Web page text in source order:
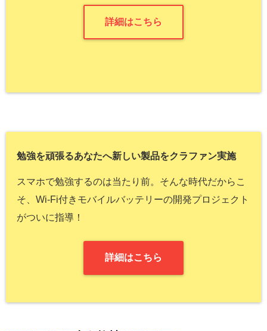
詳細はこちら
勉強を頑張るあなたへ新しい製品をクラファン実施
スマホで勉強するのは当たり前。そんな時代だからこ
そ、Wi-Fi付きモバイルバッテリーの開発プロジェクト
がついに指導！
詳細はこちら